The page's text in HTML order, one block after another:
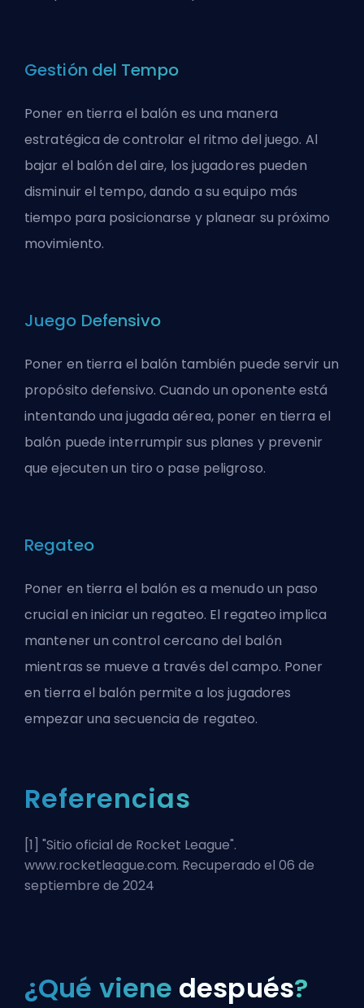
Gestión del Tempo
Poner en tierra el balón es una manera
estratégica de controlar el ritmo del juego. Al
bajar el balón del aire, los jugadores pueden
disminuir el tempo, dando a su equipo más
tiempo para posicionarse y planear su próximo
movimiento.
Juego Defensivo
Poner en tierra el balón también puede servir un
propósito defensivo. Cuando un oponente está
intentando una jugada aérea, poner en tierra el
balón puede interrumpir sus planes y prevenir
que ejecuten un tiro o pase peligroso.
Regateo
Poner en tierra el balón es a menudo un paso
crucial en iniciar un regateo. El regateo implica
mantener un control cercano del balón
mientras se mueve a través del campo. Poner
en tierra el balón permite a los jugadores
empezar una secuencia de regateo.
Referencias
[1] "Sitio oficial de Rocket League".
www.rocketleague.com. Recuperado el 06 de
septiembre de 2024
¿Qué viene después?